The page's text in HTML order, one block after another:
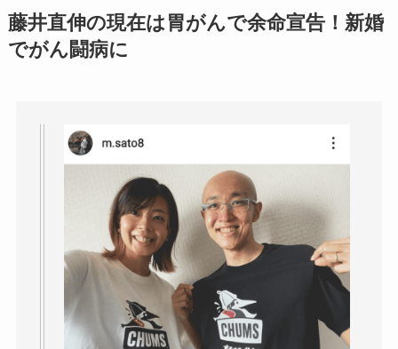
藤井直伸の現在は胃がんで余命宣告！新婚
でがん闘病に